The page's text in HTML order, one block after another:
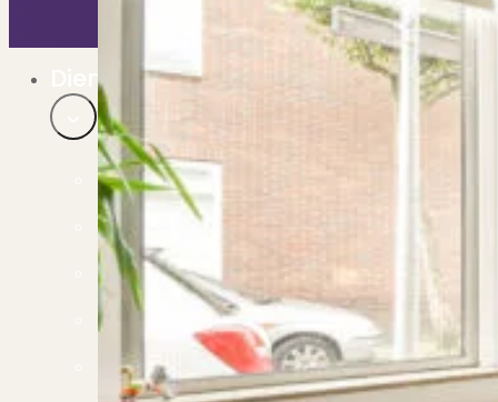
Nieuwbouw projecten
Diensten
Verkoop
Begeleiding naar een succesvolle verkoop
Aankoop
Samen vinden wij jouw droomwoning
Taxatie
Voldoe aan alle wettelijke eisen
Stille Verkoop
Verkoop jouw huis discreet..
Nieuwbouw verkopen
Vraagt om specialistische kennis...